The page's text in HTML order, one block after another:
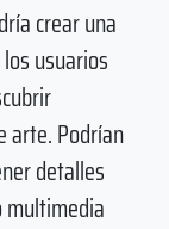
crear una
usuarios
arte. Podrían
detalles
multimedia